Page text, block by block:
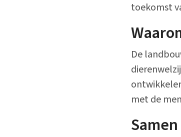
toekomst
De
met de